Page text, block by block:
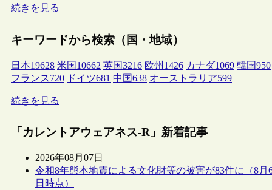
続きを見る
キーワードから検索（国・地域）
日本19628 米国 10662 英国3216 欧州 1426 カナダ1069 韓国950
フランス720 ドイツ681 中国638 オーストラリア599
続きを見る
「カレントアウェアネス-R」新着記事
2026年08月07日
令和8年熊本地震による文化財等の被害が83件に（8月
日時点）